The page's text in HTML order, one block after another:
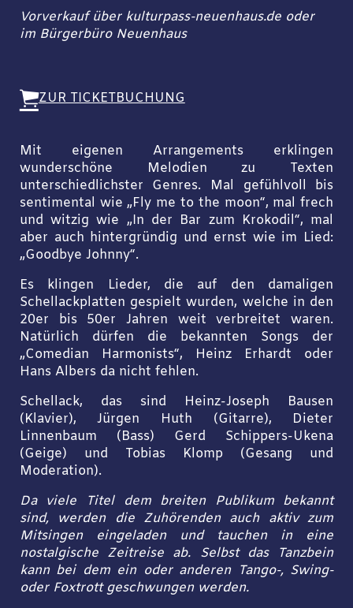
Vorverkauf über kulturpass-neuenhaus.de oder
im Bürgerbüro Neuenhaus
ZUR TICKETBUCHUNG
Mit eigenen Arrangements erklingen
wunderschöne Melodien zu Texten
unterschiedlichster Genres. Mal gefühlvoll bis
sentimental wie „Fly me to the moon“, mal frech
und witzig wie „In der Bar zum Krokodil“, mal
aber auch hintergründig und ernst wie im Lied:
„Goodbye Johnny“.
Es klingen Lieder, die auf den damaligen
Schellackplatten gespielt wurden, welche in den
20er bis 50er Jahren weit verbreitet waren.
Natürlich dürfen die bekannten Songs der
„Comedian Harmonists“, Heinz Erhardt oder
Hans Albers da nicht fehlen.
Schellack, das sind Heinz-Joseph Bausen
(Klavier), Jürgen Huth (Gitarre), Dieter
Linnenbaum (Bass) Gerd Schippers-Ukena
(Geige) und Tobias Klomp (Gesang und
Moderation).
Da viele Titel dem breiten Publikum bekannt
sind, werden die Zuhörenden auch aktiv zum
Mitsingen eingeladen und tauchen in eine
nostalgische Zeitreise ab. Selbst das Tanzbein
kann bei dem ein oder anderen Tango-, Swing-
oder Foxtrott geschwungen werden.